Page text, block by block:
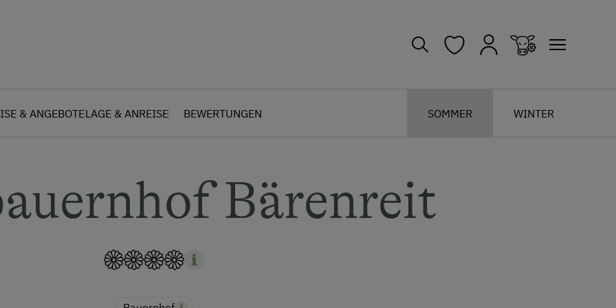
& ANGEBOTELAGE & ANREISE BEWERTUNGEN SOMMER WINTER
Bärenreit